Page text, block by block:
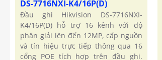
DS-7716NXI-K4/16P(D)
Đầu ghi Hikvision DS-7716NXI-
K4/16P(D) hỗ trợ 16 kênh với độ
phân giải lên đến 12MP, cấp nguồn
và tín hiệu trực tiếp thông qua 16
cổng POE tích hợp trên đầu ghi.